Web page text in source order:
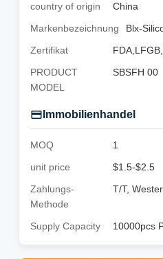
country of origin
China
Markenbezeichnung
Blx-
Zertifikat
PRODUCT
MODEL
SBSFH 00
Immobilienhandel
MOQ
1
unit price
$1.5-$2.5
Zahlungs-
Methode
T/T,
Supply Capacity 10000pcs